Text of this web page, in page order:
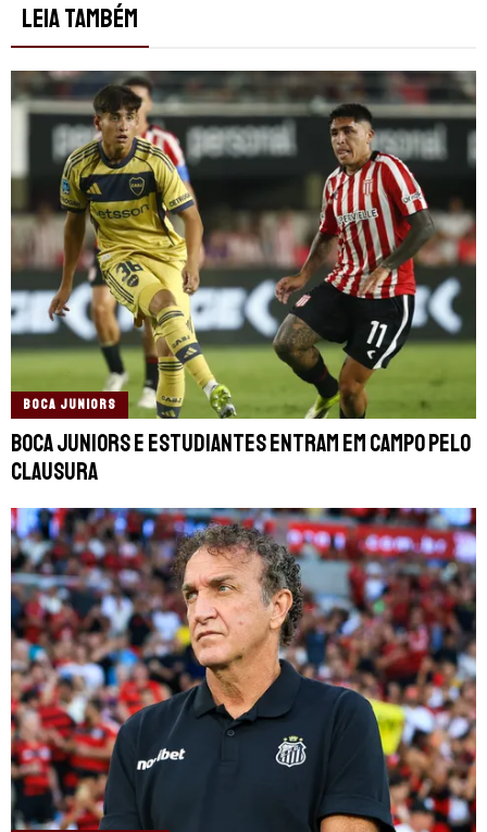
LEIA TAMBÉM
BOCA JUNIORS
Boca Juniors e Estudiantes entram em campo pelo
Clausura